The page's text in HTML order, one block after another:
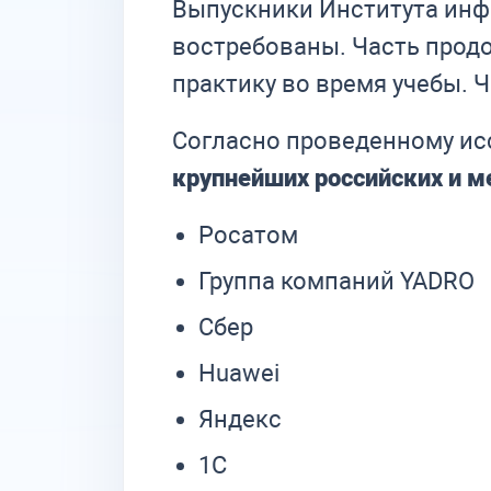
Выпускники Института
востребованы. Часть
практику во время учебы.
Согласно проведенному
крупнейших российских и
Росатом
Группа компаний YADRO
Сбер
Huawei
Яндекс
1С